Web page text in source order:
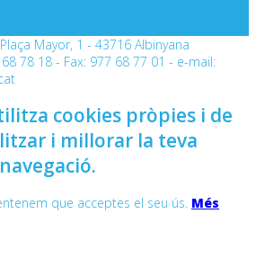
Mayor, 1 - 43716 Albinyana
78 18 - Fax: 977 68 77 01 - e-mail:
cookies pròpies i de
i millorar la teva
que acceptes el seu ús. Més